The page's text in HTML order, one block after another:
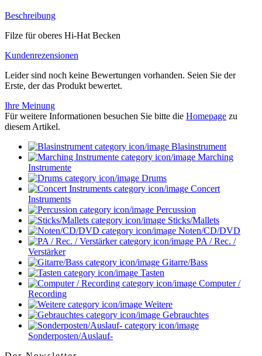
Beschreibung
Filze für oberes Hi-Hat Becken
Kundenrezensionen
Leider sind noch keine Bewertungen vorhanden. Seien Sie der
Erste, der das Produkt bewertet.
Ihre Meinung
Für weitere Informationen besuchen Sie bitte die Homepage zu
diesem Artikel.
Blasinstrument
Marching
Instrumente
Drums
Concert
Instruments
Percussion
Sticks/Mallets
Noten/CD/DVD
PA / Rec. /
Verstärker
Gitarre/Bass
Tasten
Computer /
Recording
Weitere
Gebrauchtes
Sonderposten/Auslauf-